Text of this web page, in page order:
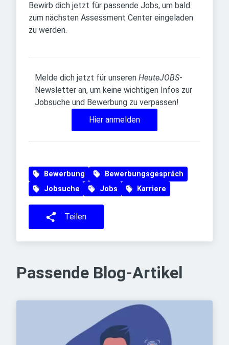
Bewirb dich jetzt für passende Jobs, um bald
zum nächsten Assessment Center eingeladen
zu werden.
Melde dich jetzt für unseren HeuteJOBS-
Newsletter an, um keine wichtigen Infos zur
Jobsuche und Bewerbung zu verpassen!
Hier anmelden
Bewerbung
Bewerbungsgespräch
Jobsuche
Jobs Karriere
Teilen
Passende Blog-Artikel